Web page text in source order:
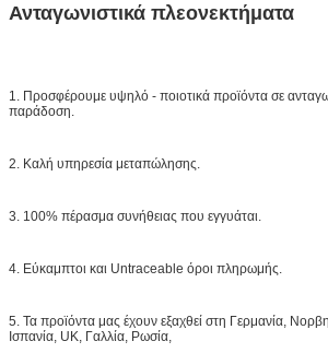
Ανταγωνιστικά πλεονεκτήματα
1. Προσφέρουμε υψηλό - ποιοτικά προϊόντα σε
παράδοση.
2. Καλή υπηρεσία μεταπώλησης.
3. 100% πέρασμα συνήθειας που εγγυάται.
4. Εύκαμπτοι και Untraceable όροι πληρωμής.
5. Τα προϊόντα μας έχουν εξαχθεί στη Γερμανία,
Ισπανία, UK, Γαλλία, Ρωσία,